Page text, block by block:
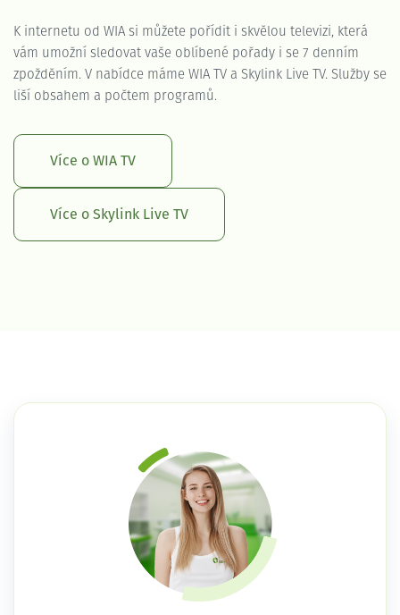
K internetu od WIA si můžete pořídit i skvělou televizi, která
vám umožní sledovat vaše oblíbené pořady i se 7 denním
zpožděním. V nabídce máme WIA TV a Skylink Live TV. Služby se
liší obsahem a počtem programů.
Více o WIA TV
Více o Skylink Live TV